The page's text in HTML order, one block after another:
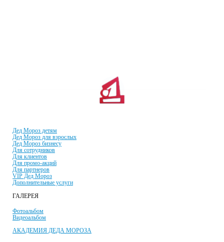
Дед Мороз детям
Дед Мороз для взрослых
Дед Мороз бизнесу
Для сотрудников
Для клиентов
Для промо-акций
Для партнеров
VIP Дед Мороз
Дополнительные услуги
ГАЛЕРЕЯ
Фотоальбом
Видеоальбом
АКАДЕМИЯ ДЕДА МОРОЗА